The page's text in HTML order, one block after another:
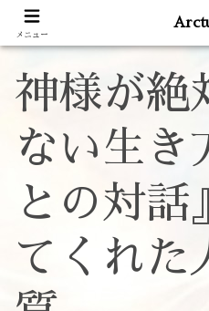
神様が絶
ない生き
との対話
てくれた
メニュー